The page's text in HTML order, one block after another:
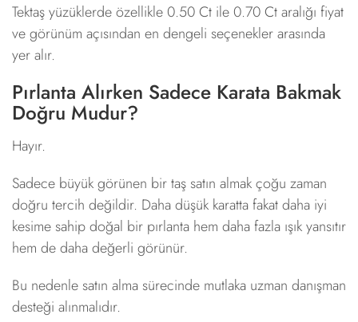
Tektaş yüzüklerde özellikle 0.50 Ct ile 0.70 Ct aralığı fiyat
ve görünüm açısından en dengeli seçenekler arasında
yer alır.
Pırlanta Alırken Sadece Karata Bakmak
Doğru Mudur?
Hayır.
Sadece büyük görünen bir taş satın almak çoğu zaman
doğru tercih değildir. Daha düşük karatta fakat daha iyi
kesime sahip doğal bir pırlanta hem daha fazla ışık yansıtır
hem de daha değerli görünür.
Bu nedenle satın alma sürecinde mutlaka uzman danışman
desteği alınmalıdır.